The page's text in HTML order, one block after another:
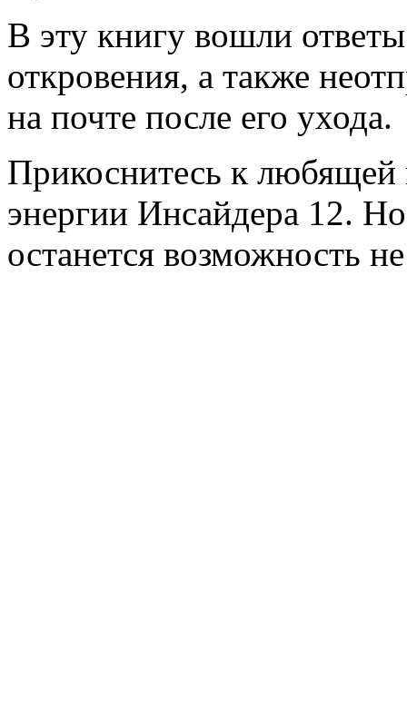
В эту книгу вошли
откровения, а также
на почте после его ухода.
Прикоснитесь к
энергии Инсайдера 12.
останется возможность